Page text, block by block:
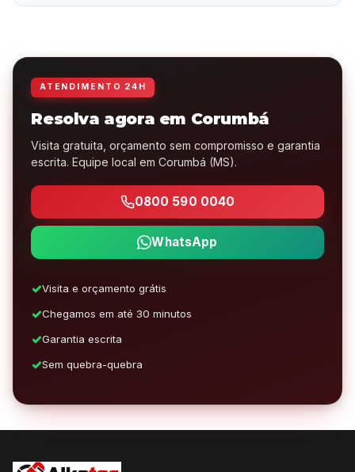
ATENDIMENTO 24H
Resolva agora em Corumbá
Visita gratuita, orçamento sem compromisso e garantia
escrita. Equipe local em Corumbá (MS).
0800 590 0040
WhatsApp
Visita e orçamento grátis
Chegamos em até 30 minutos
Garantia escrita
Sem quebra-quebra